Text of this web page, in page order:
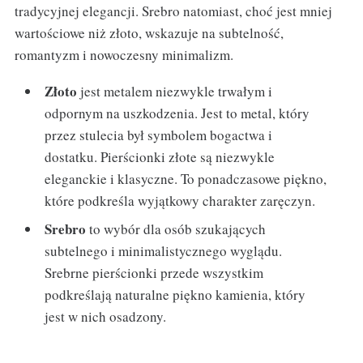
tradycyjnej elegancji. Srebro natomiast, choć jest mniej
wartościowe niż złoto, wskazuje na subtelność,
romantyzm i nowoczesny minimalizm.
Złoto jest metalem niezwykle trwałym i
odpornym na uszkodzenia. Jest to metal, który
przez stulecia był symbolem bogactwa i
dostatku. Pierścionki złote są niezwykle
eleganckie i klasyczne. To ponadczasowe piękno,
które podkreśla wyjątkowy charakter zaręczyn.
Srebro to wybór dla osób szukających
subtelnego i minimalistycznego wyglądu.
Srebrne pierścionki przede wszystkim
podkreślają naturalne piękno kamienia, który
jest w nich osadzony.